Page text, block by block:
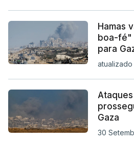
Hamas
boa-fé"
para
Gaza
30